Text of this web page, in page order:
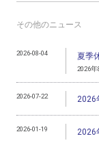
その他のニュース
2026-08-04 夏季
2026
2026-07-22 2026
2026-01-19 2026